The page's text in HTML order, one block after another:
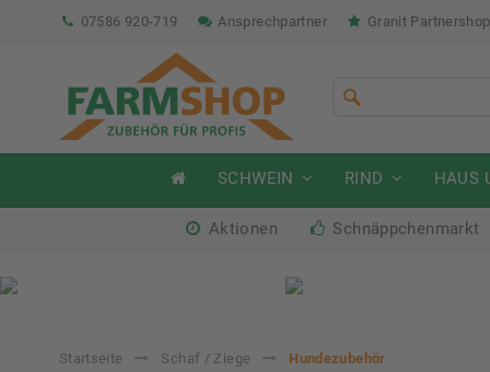
07586 920-719 Ansprechpartner Granit Partnershop
SCHWEIN RIND HAUS
Aktionen Schnäppchenmarkt
Sommeraktion Rind
Startseite Schaf / Ziege Hundezubehör